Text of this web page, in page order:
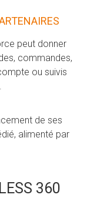
peut donner
commandes,
ou suivis
de ses
alimenté par
360